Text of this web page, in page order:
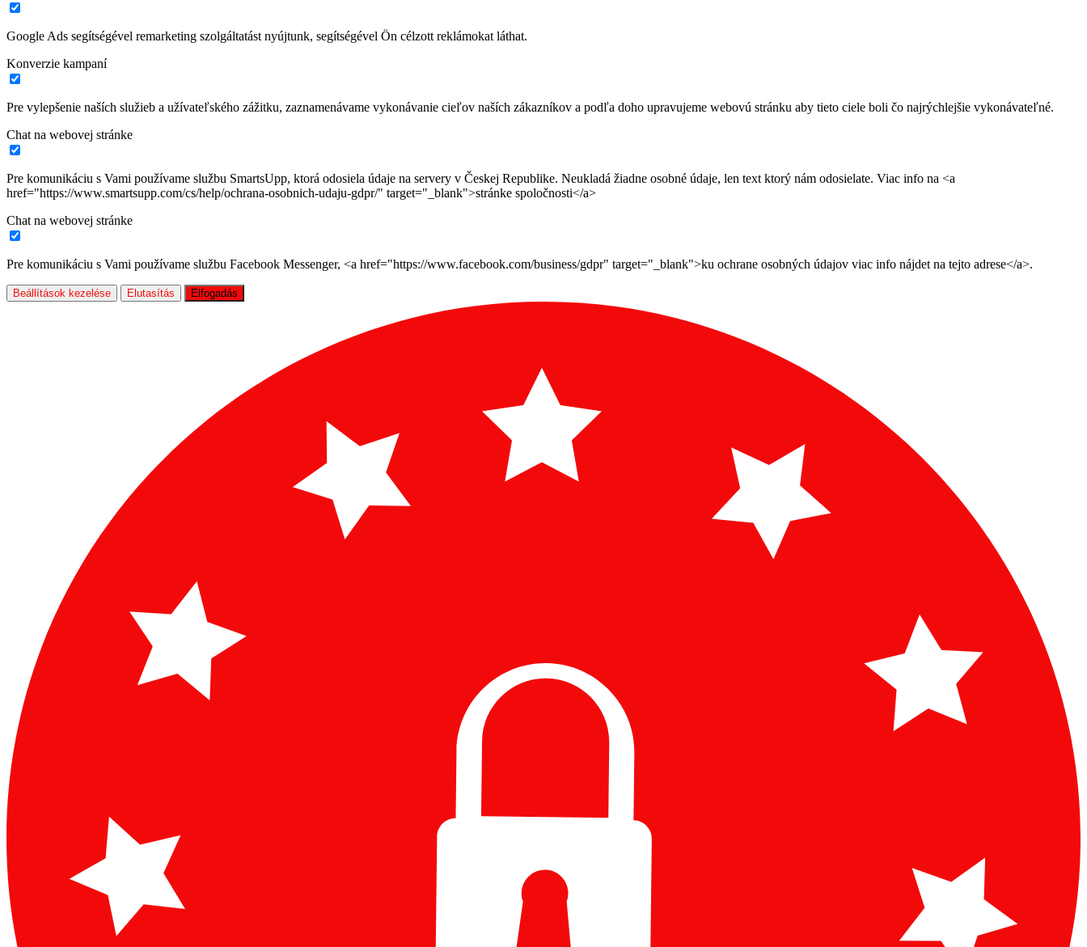
Google Ads segítségével remarketing szolgáltatást nyújtunk, segítségével Ön célzott reklámokat láthat.
Konverzie kampaní
Pre vylepšenie naších služieb a užívateľského zážitku, zaznamenávame vykonávanie cieľov naších zákazníkov a podľa doho upravujeme webovú stránku aby tieto ciele boli čo najrýchlejšie vykonávateľné.
Chat na webovej stránke
Pre komunikáciu s Vami používame službu SmartsUpp, ktorá odosiela údaje na servery v Českej Republike. Neukladá žiadne osobné údaje, len text ktorý nám odosielate. Viac info na <a
href="https://www.smartsupp.com/cs/help/ochrana-osobnich-udaju-gdpr/" target="_blank">stránke spoločnosti</a>
Chat na webovej stránke
Pre komunikáciu s Vami používame službu Facebook Messenger, <a href="https://www.facebook.com/business/gdpr" target="_blank">ku ochrane osobných údajov viac info nájdet na tejto adrese</a>.
Beállítások kezelése Elutasítás Elfogadás